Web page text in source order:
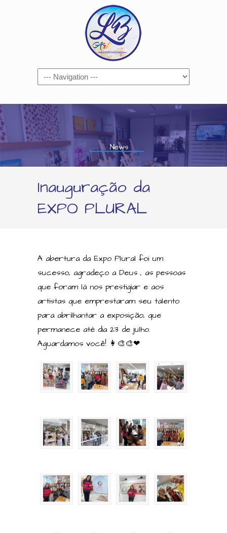
Navigation
Inauguração da
EXPO PLURAL
A abertura da Expo Plural foi um
sucesso, agradeço a Deus , as pessoas
que foram lá nos prestigiar e aos
artistas que emprestaram seu talento
para abrilhantar a exposição, que
permanece até dia 23 de julho.
Aguardamos você! 👩‍🎨🎨❤